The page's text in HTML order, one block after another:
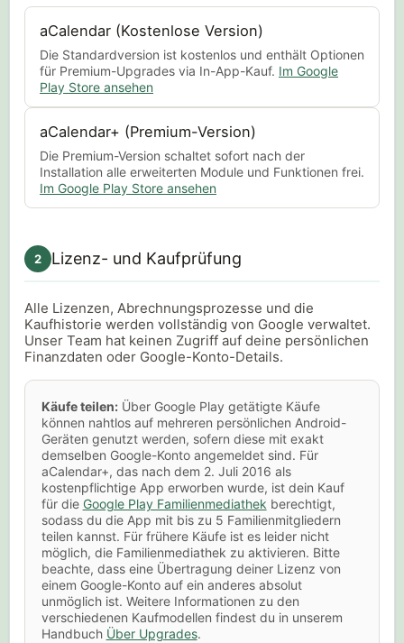
aCalendar (Kostenlose Version)
Die Standardversion ist kostenlos und enthält Optionen
für Premium-Upgrades via In-App-Kauf. Im Google
Play Store ansehen
aCalendar+ (Premium-Version)
Die Premium-Version schaltet sofort nach der
Installation alle erweiterten Module und Funktionen frei.
Im Google Play Store ansehen
2 Lizenz- und Kaufprüfung
Alle Lizenzen, Abrechnungsprozesse und die
Kaufhistorie werden vollständig von Google verwaltet.
Unser Team hat keinen Zugriff auf deine persönlichen
Finanzdaten oder Google-Konto-Details.
Käufe teilen:Über Google Play getätigte Käufe
können nahtlos auf mehreren persönlichen Android-
Geräten genutzt werden, sofern diese mit exakt
demselben Google-Konto angemeldet sind. Für
aCalendar+, das nach dem 2. Juli 2016 als
kostenpflichtige App erworben wurde, ist dein Kauf
für die Google Play Familienmediathek berechtigt,
sodass du die App mit bis zu 5 Familienmitgliedern
teilen kannst. Für frühere Käufe ist es leider nicht
möglich, die Familienmediathek zu aktivieren. Bitte
beachte, dass eine Übertragung deiner Lizenz von
einem Google-Konto auf ein anderes absolut
unmöglich ist. Weitere Informationen zu den
verschiedenen Kaufmodellen findest du in unserem
Handbuch Über Upgrades.